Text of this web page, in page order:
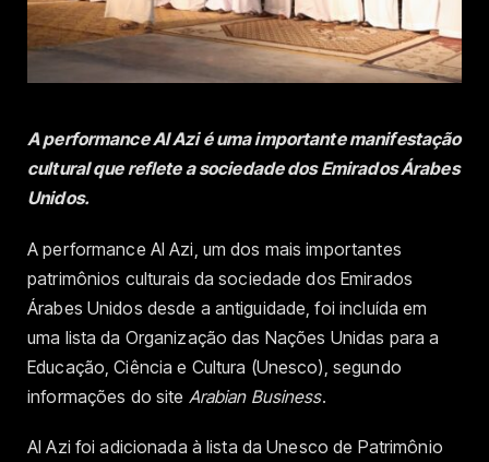
A performance Al Azi é uma importante manifestação
cultural que reflete a sociedade dos Emirados Árabes
Unidos.
A performance Al Azi, um dos mais importantes
patrimônios culturais da sociedade dos Emirados
Árabes Unidos desde a antiguidade, foi incluída em
uma lista da Organização das Nações Unidas para a
Educação, Ciência e Cultura (Unesco), segundo
informações do site Arabian Business.
Al Azi foi adicionada à lista da Unesco de Patrimônio